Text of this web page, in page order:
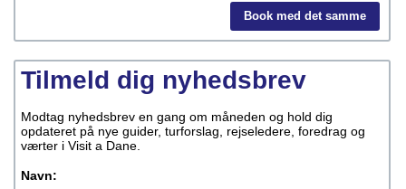
Book med det samme
Tilmeld dig nyhedsbrev
Modtag nyhedsbrev en gang om måneden og hold dig
opdateret på nye guider, turforslag, rejseledere, foredrag og
værter i Visit a Dane.
Navn: